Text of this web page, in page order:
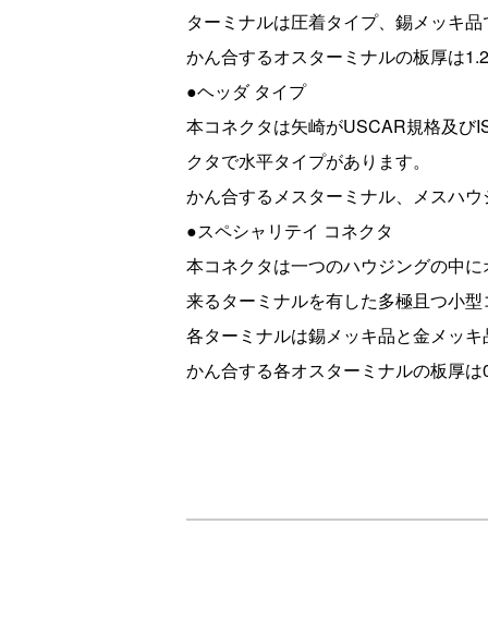
ターミナルは圧着タイプ、錫メッキ
かん合するオスターミナルの板厚は
●ヘッダ タイプ
本コネクタは矢崎がUSCAR規格及び
クタで水平タイプがあります。
かん合するメスターミナル、メスハ
●スペシャリテイ コネクタ
本コネクタは一つのハウジングの中
来るターミナルを有した多極且つ小
各ターミナルは錫メッキ品と金メッ
かん合する各オスターミナルの板厚